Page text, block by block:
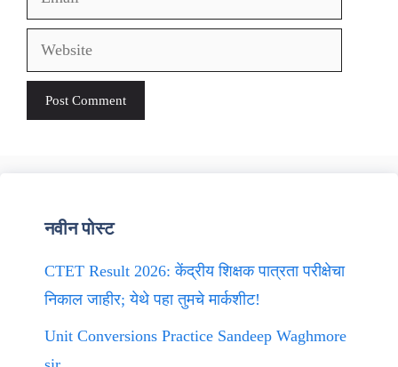
Website
नवीन पोस्ट
CTET Result 2026: केंद्रीय शिक्षक पात्रता परीक्षेचा
निकाल जाहीर; येथे पहा तुमचे मार्कशीट!
Unit Conversions Practice Sandeep Waghmore